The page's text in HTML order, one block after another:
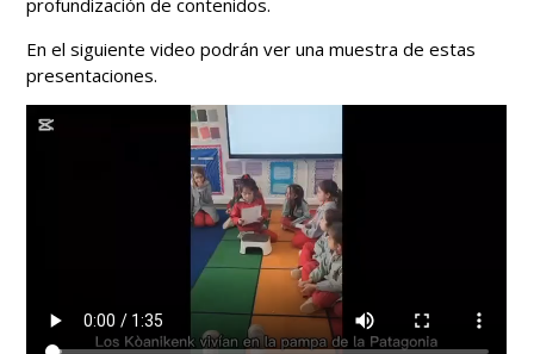
profundización de contenidos.
En el siguiente video podrán ver una muestra de estas
presentaciones.